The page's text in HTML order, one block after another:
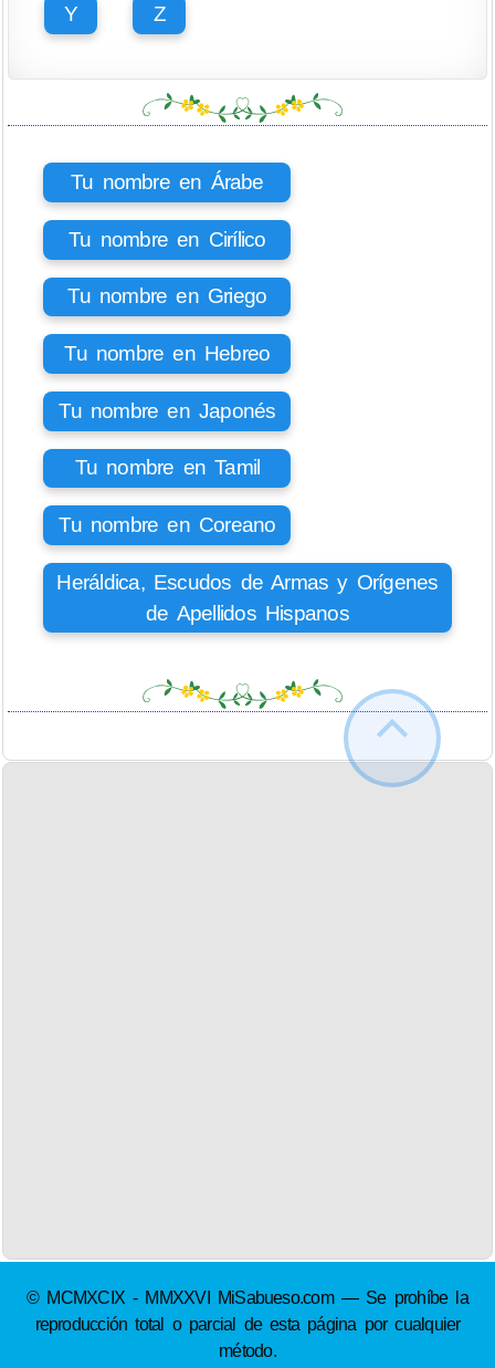
Y Z
Tu nombre en Árabe
Tu nombre en Cirílico
Tu nombre en Griego
Tu nombre en Hebreo
Tu nombre en Japonés
Tu nombre en Tamil
Tu nombre en Coreano
Heráldica, Escudos de Armas y Orígenes
de Apellidos Hispanos
© MCMXCIX - MMXXVI MiSabueso.com — Se prohíbe la
reproducción total o parcial de esta página por cualquier
método.